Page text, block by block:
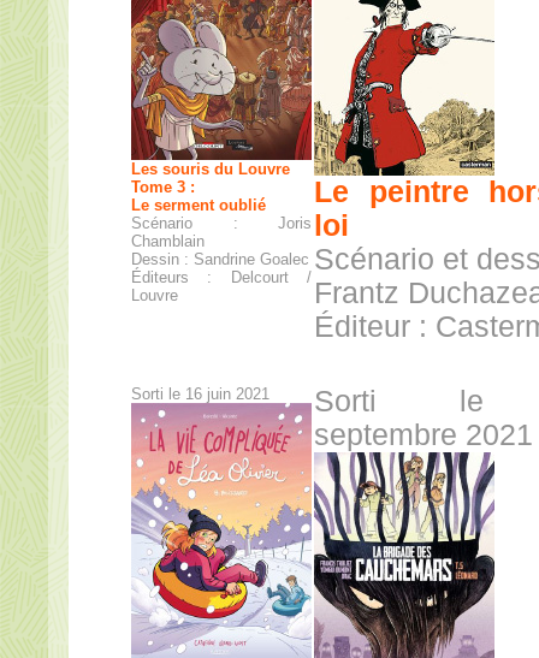
Les souris du Louvre
Tome 3 :
Le serment oublié
Scénario : Joris
Chamblain
Dessin : Sandrine Goalec
Éditeurs : Delcourt /
Louvre
Le peintre
loi
Scénario et
Frantz
Éditeur :
Sorti le 16 juin 2021
Sorti le
septembre 2021